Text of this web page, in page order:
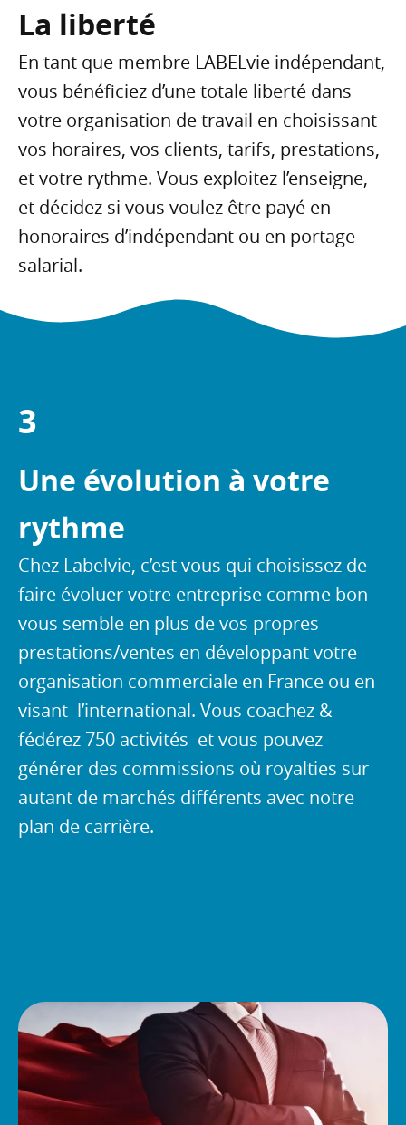
La liberté
En tant que membre LABELvie indépendant,
vous bénéficiez d’une totale liberté dans
votre organisation de travail en choisissant
vos horaires, vos clients, tarifs, prestations,
et votre rythme. Vous exploitez l’enseigne,
et décidez si vous voulez être payé en
honoraires d’indépendant ou en portage
salarial.
3
Une évolution à votre
rythme
Chez Labelvie, c’est vous qui choisissez de
faire évoluer votre entreprise comme bon
vous semble en plus de vos propres
prestations/ventes en développant votre
organisation commerciale en France ou en
visant l’international. Vous coachez &
fédérez 750 activités et vous pouvez
générer des commissions où royalties sur
autant de marchés différents avec notre
plan de carrière.